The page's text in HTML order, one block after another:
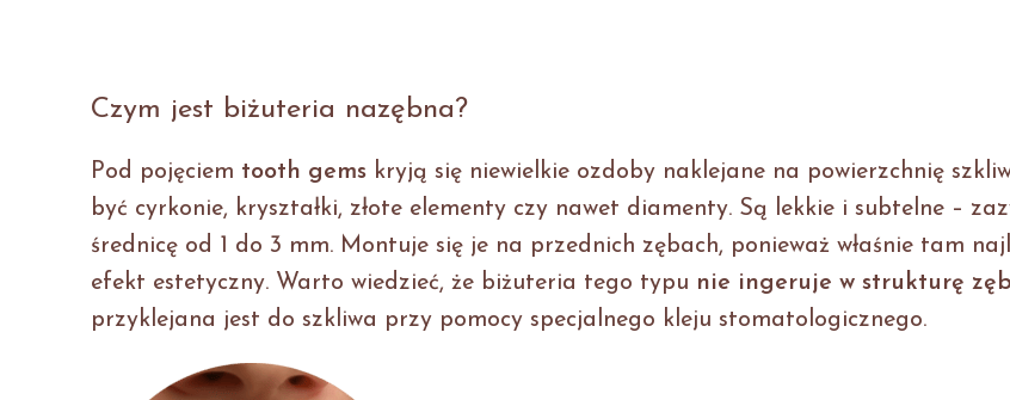
Czym jest biżuteria nazębna?
Pod pojęciem tooth gems kryją się niewielkie ozdoby naklejane na powierzchnię
być cyrkonie, kryształki, złote elementy czy nawet diamenty. Są lekkie i subtelne –
średnicę od 1 do 3 mm. Montuje się je na przednich zębach, ponieważ właśnie tam
efekt estetyczny. Warto wiedzieć, że biżuteria tego typu nie ingeruje w strukturę
przyklejana jest do szkliwa przy pomocy specjalnego kleju stomatologicznego.